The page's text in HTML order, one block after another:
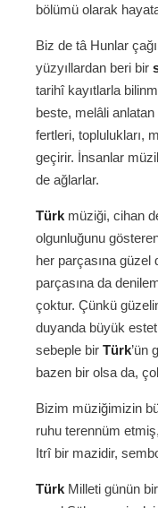
bölümü olarak
Biz de tâ Hunlar
yüzyıllardan beri bir
tarihî kayıtlarla
beste, melâli
fertleri, toplulukları,
geçirir. İnsanlar
de ağlarlar.
Türk müziği, cihan
olgunluğunu
her parçasına güzel
parçasına da
çoktur. Çünkü
duyanda büyük
sebeple bir Türk’ün
bazen bir olsa da,
Bizim müziğimizin
ruhu terennüm etmiş,
Itrî bir mazidir,
Türk Milleti günün